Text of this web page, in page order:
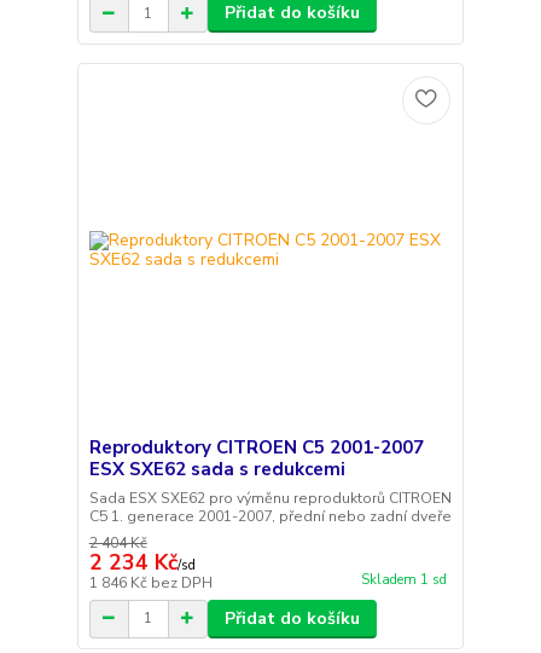
Přidat do košíku
Reproduktory CITROEN C5 2001-2007
ESX SXE62 sada s redukcemi
Sada ESX SXE62 pro výměnu reproduktorů CITROEN
C5 1. generace 2001-2007, přední nebo zadní dveře
2 404 Kč
2 234 Kč/sd
1 846 Kč bez DPH Skladem 1 sd
Přidat do košíku